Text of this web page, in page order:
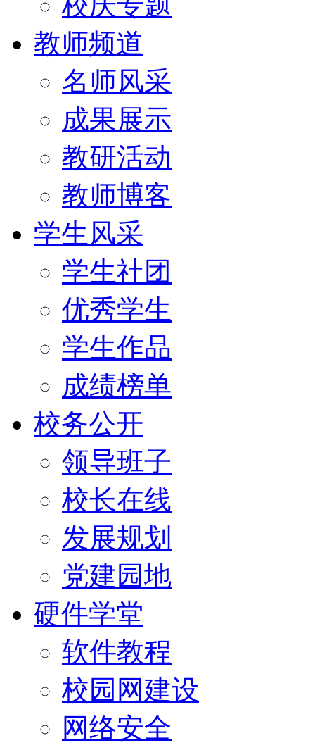
教师频道
名师风采
成果展示
教研活动
教师博客
学生风采
学生社团
优秀学生
学生作品
成绩榜单
校务公开
领导班子
校长在线
发展规划
党建园地
硬件学堂
软件教程
校园网建设
网络安全